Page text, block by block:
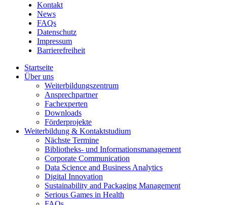
Kontakt
News
FAQs
Datenschutz
Impressum
Barrierefreiheit
Startseite
Über uns
Weiterbildungszentrum
Ansprechpartner
Fachexperten
Downloads
Förderprojekte
Weiterbildung & Kontaktstudium
Nächste Termine
Bibliotheks- und Informationsmanagement
Corporate Communication
Data Science and Business Analytics
Digital Innovation
Sustainability and Packaging Management
Serious Games in Health